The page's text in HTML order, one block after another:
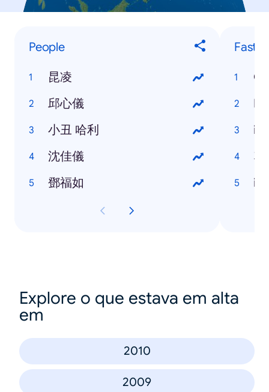
People
昆凌
邱心儀
小丑 哈利
沈佳儀
鄧福如
塑
Explore o que estava em alta
em
2010
2009